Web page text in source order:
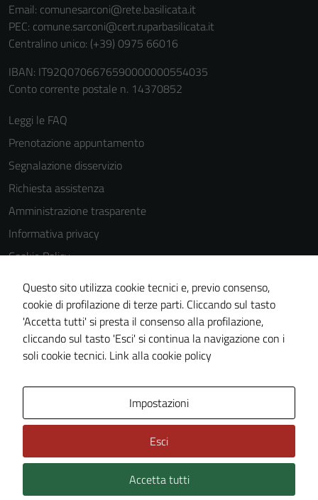
Email: comunesarconi@rete.basilicata.it
PEC: comune.sarconi@cert.ruparbasilicata.it
Centralino unico: (+39) 0975 66016
IBAN: IT92Q0706676590000000554035
Conto corrente postale n. 14370852
Leggi le FAQ
Prenotazione appuntamento
Segnalazione disservizio
Richiesta assistenza
Amministrazione trasparente
Informativa privacy
Cookie Policy
Note legali
Dichiarazione di accessibilità
Piano di miglioramento del sito
Statistiche sito web
Technical Design s.r.l.
Questo sito utilizza cookie tecnici e, previo consenso,
cookie di profilazione di terze parti. Cliccando sul tasto
'Accetta tutti' si presta il consenso alla profilazione,
cliccando sul tasto 'Esci' si continua la navigazione con i
soli cookie tecnici. Link alla cookie policy
Impostazioni
Esci
Accetta tutti